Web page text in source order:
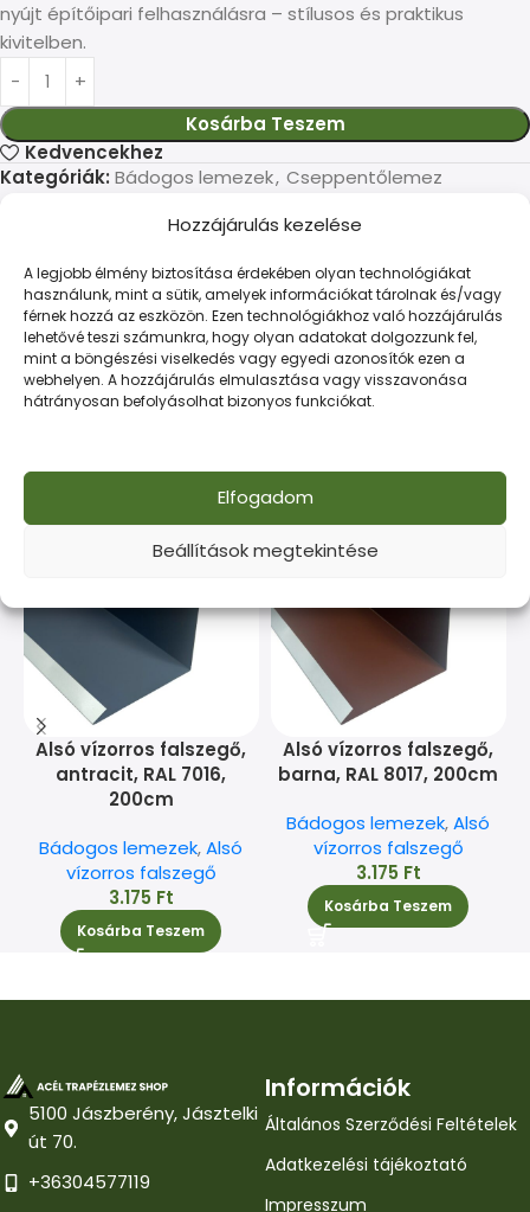
Hozzájárulás kezelése
A legjobb élmény biztosítása érdekében olyan technológiákat
használunk, mint a sütik, amelyek információkat tárolnak és/vagy
férnek hozzá az eszközön. Ezen technológiákhoz való hozzájárulás
lehetővé teszi számunkra, hogy olyan adatokat dolgozzunk fel,
mint a böngészési viselkedés vagy egyedi azonosítók ezen a
webhelyen. A hozzájárulás elmulasztása vagy visszavonása
hátrányosan befolyásolhat bizonyos funkciókat.
Elfogadom
Beállítások megtekintése
nyújt építőipari felhasználásra – stílusos és praktikus
kivitelben.
Kosárba Teszem
Kedvencekhez
Kategóriák: Bádogos lemezek, Cseppentőlemez
LEÍRÁS TOVÁBBI INFORMÁCIÓK FIZETÉS ÉS SZÁLLÍTÁS
Kiváló minőségű acéltermék építőipari célokra. Tartós
és gazdaságos megoldás minden munkához.
Kapcsolódó termékek
Alsó vízorros falszegő,
antracit, RAL 7016,
200cm
Bádogos lemezek,Alsó
vízorros falszegő
3.175 Ft
Kosárba Teszem
Alsó vízorros falszegő,
barna, RAL 8017, 200cm
Bádogos lemezek,Alsó
vízorros falszegő
3.175 Ft
Kosárba Teszem
5100 Jászberény, Jásztelki
út 70.
+36304577119
Információk
Általános Szerződési Feltételek
Adatkezelési tájékoztató
Impresszum